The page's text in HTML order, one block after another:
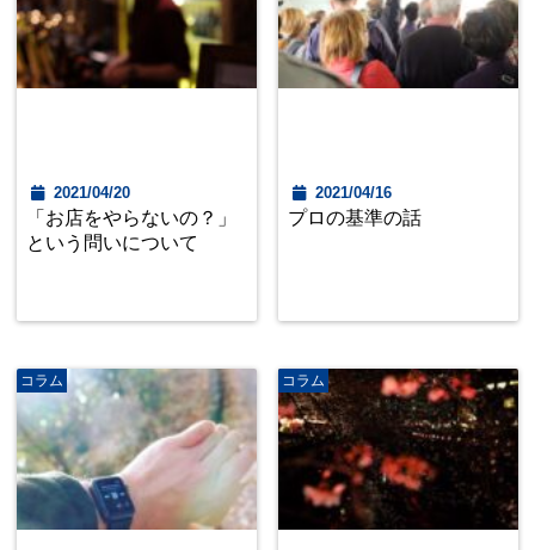
2021/04/20
「お店をやらないの？」
という問いについて
2021/04/16
プロの基準の話
コラム コラム